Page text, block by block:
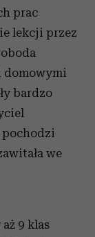
prac
lekcji przez
domowymi
bardzo
we
9 klas